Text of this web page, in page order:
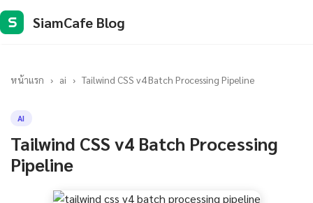
S SiamCafe Blog
หน้าแรก › ai › Tailwind CSS v4 Batch Processing Pipeline
AI
Tailwind CSS v4 Batch Processing
Pipeline